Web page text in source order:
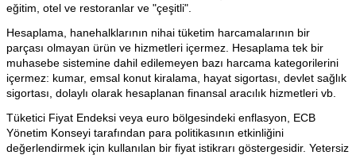
eğitim, otel ve restoranlar ve "çeşitli".
Hesaplama, hanehalklarının nihai tüketim harcamalarının bir
parçası olmayan ürün ve hizmetleri içermez. Hesaplama tek bir
muhasebe sistemine dahil edilemeyen bazı harcama kategorilerini
içermez: kumar, emsal konut kiralama, hayat sigortası, devlet sağlık
sigortası, dolaylı olarak hesaplanan finansal aracılık hizmetleri vb.
Tüketici Fiyat Endeksi veya euro bölgesindeki enflasyon, ECB
Yönetim Konseyi tarafından para politikasının etkinliğini
değerlendirmek için kullanılan bir fiyat istikrarı göstergesidir. Yetersiz